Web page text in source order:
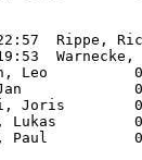
Rippe,
Leo
Joris
Lukas
Paul